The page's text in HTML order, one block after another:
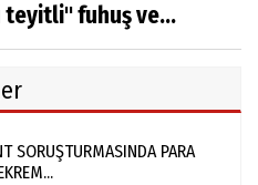
fuhuş ve...
SORUŞTURMASINDA PARA